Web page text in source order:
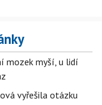
mozek myší, u lidí
vyřešila otázku